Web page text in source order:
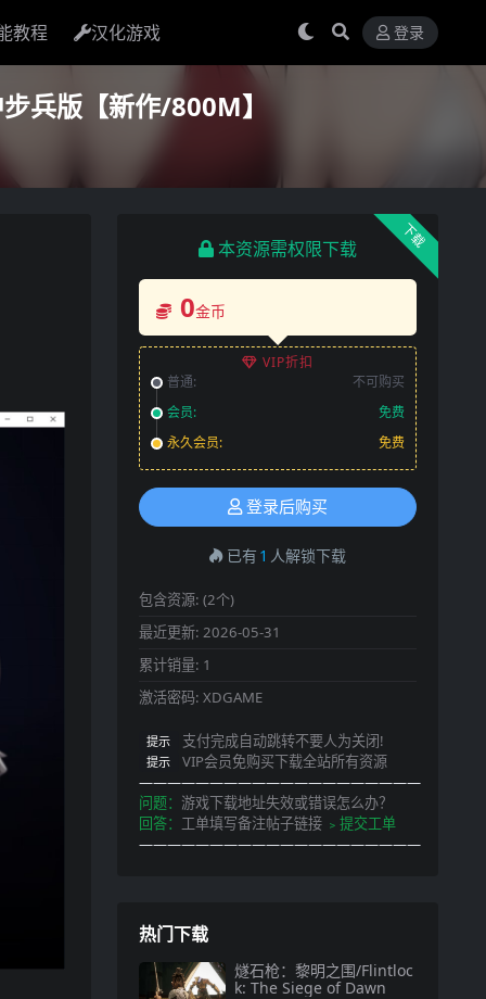
教程 汉化游戏 登录
兵版【新作/800M】
下载
本资源需权限下载
0金币
VIP折扣
普通:
不可购买
会员:
免费
永久会员:
免费
登录后购买
已有 1 人解锁下载
包含资源: (2个)
最近更新: 2026-05-31
累计销量: 1
激活密码: XDGAME
提示 支付完成自动跳转不要人为关闭!
提示
VIP会员免购买下载全站所有资源
————————————————————
问题： 游戏下载地址失效或错误怎么办？
回答： 工单填写备注帖子链接 ﹥提交工单
————————————————————
热门下载
燧石枪：黎明之围/Flintloc
k: The Siege of Dawn